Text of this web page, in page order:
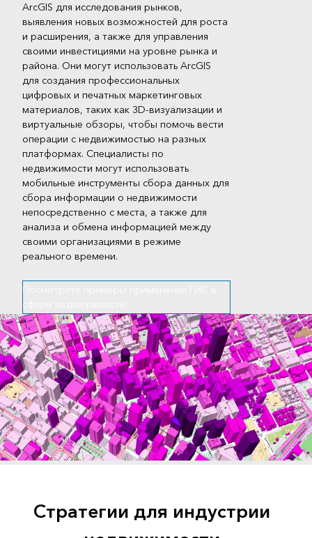
ArcGIS для исследования рынков,
выявления новых возможностей для роста
и расширения, а также для управления
своими инвестициями на уровне рынка и
района. Они могут использовать ArcGIS
для создания профессиональных
цифровых и печатных маркетинговых
материалов, таких как 3D-визуализации и
виртуальные обзоры, чтобы помочь вести
операции с недвижимостью на разных
платформах. Специалисты по
недвижимости могут использовать
мобильные инструменты сбора данных для
сбора информации о недвижимости
непосредственно с места, а также для
анализа и обмена информацией между
своими организациями в режиме
реального времени.
Посмотрите примеры применения ГИС в
Стратегии для индустрии